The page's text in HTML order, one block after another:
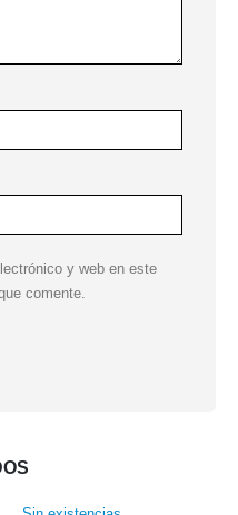
y web en este
comente.